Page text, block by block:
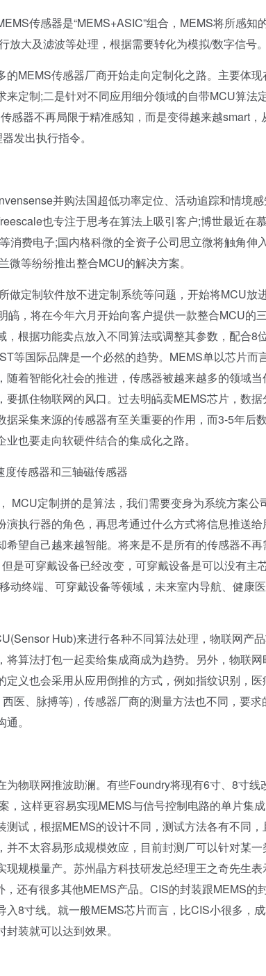
传感器是“MEMS+ASIC”组合，MEMS将所感知
大及滤波等处理，根据需要转化为模拟/数字信号。
MEMS传感器厂商开始走向定制化之路。主要体现
定制;二是针对不同应用细分领域的自带MCU算法
器不再局限于精准感知，而是变得越来越smart，
发出执行指令。
并购法国超低功率定位、活动追踪和情境
也专注于思考在算法上吸引客户;博世最近在
费电子;国内格科微的全资子公司思立微将触角伸
等纷纷推出整合MCU的解决方案。
定制软件放不进定制系统等问题，开始将MCU放
，将在今年六月开始向客户提供一款整合MCU的
根据功能卖点放入不同算法或调整其参数，配合8
等国际品牌是一个必然的趋势。MEMS单以芯片而
着智能化社会的推进，传感器被越来越多的领域当
抓住物联网的风口。过去明皜卖MEMS芯片，数据
采集来源的传感器有至关重要的作用，而3-5年后
也要走向软硬件结合的集成化之路。
传感器和三轴磁传感器
定制拼的是算法，我们需要变身为系统方案公
执行器的角色，再思考通过什么方式将信息推送给
望自己越来越智能。将来是不是所有的传感器不再
可穿戴设备已经改变，可穿戴设备是可以没有主芯
动终端、可穿戴设备等领域，未来室内导航、健康
Hub)来进行各种不同算法处理，物联网产
算法打包一起卖给集成商成为趋势。另外，物联网
义也会采用从应用倒推的方式，例如指纹识别，医
医、脉搏等)，传感器厂商的测量方法也不同，要求
。
物联网推波助澜。有些Foundry将现有6寸、8寸线
，这样更容易实现MEMS与信号控制电路的单片集
试，根据MEMS的设计不同，测试方法各有不同，
不太容易形成规模效应，目前封测厂可以针对某一
规模量产。苏州晶方科技研发总经理王之奇先生表
还有很多其他MEMS产品。CIS的封装跟MEMS的
8寸线。就一般MEMS芯片而言，比CIS小很多，
装就可以达到效果。